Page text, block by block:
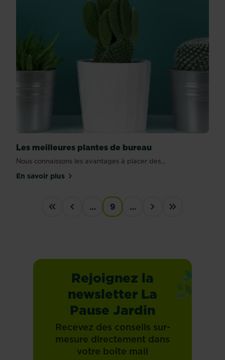
Les meilleures plantes de bureau
Nous connaissons les avantages à placer des...
En savoir plussur Les meilleures plantes de bureau
PAGINATION … 9
…
Rejoignez la
newsletter La
Pause Jardin
Recevez des conseils sur-
mesure directement dans
votre boîte mail